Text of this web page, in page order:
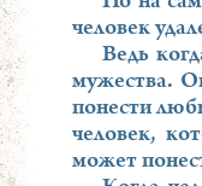
человек
Ведь
мужества.
понести
человек,
может